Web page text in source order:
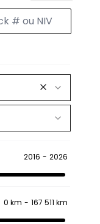
2016 - 2026
0 km - 167 511 km